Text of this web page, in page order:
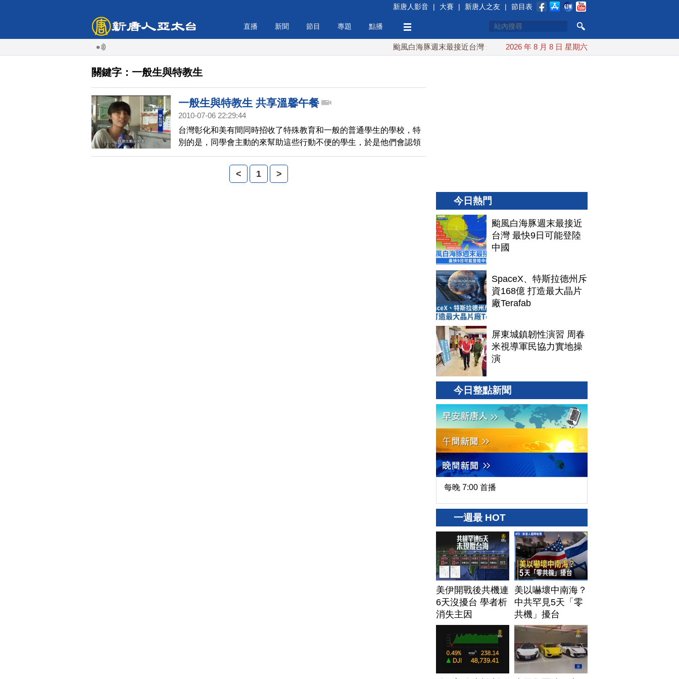
新唐人影音 | 大賽 | 新唐人之友 | 節目表
直播 新聞 節目 專題 點播
颱風白海豚週末最接近台灣 最快9日可能登陸中國 台灣漢光首結合城鎮演習 AIT連
2026 年 8 月 8 日 星期六
關鍵字：一般生與特教生
一般生與特教生 共享溫馨午餐
2010-07-06 22:29:44
台灣彰化和美有間同時招收了特殊教育和一般的普通學生的學校，特
別的是，同學會主動的來幫助這些行動不便的學生，於是他們會認領
特定學生每天在吃完午餐的時候推他們回教室，帶您來看這個溫馨的
< 1 >
今日熱門
颱風白海豚週末最接近
台灣 最快9日可能登陸
中國
SpaceX、特斯拉德州斥
資168億 打造最大晶片
廠Terafab
屏東城鎮韌性演習 周春
米視導軍民協力實地操
演
今日整點新聞
每晚 7:00 首播
一週最 HOT
美伊開戰後共機連
6天沒擾台 學者析
消失主因
美以嚇壞中南海？
中共罕見5天「零
共機」擾台